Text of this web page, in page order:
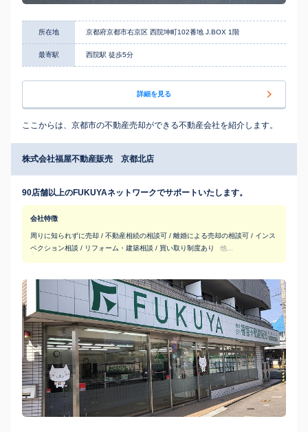
所在地 京都府京都市右京区 西院坤町102番地 J.BOX 1階
最寄駅 西院駅 徒歩5分
詳細を見る
ここからは、京都市の不動産売却ができる不動産会社を紹介します。
株式会社福屋不動産販売 京都北店
90店舗以上のFUKUYAネットワークでサポートいたします。
会社特徴
周りに知られずに売却 / 不動産相続の相談可 / 離婚による売却の相談可 / インス
ペクション相談 / リフォーム・建築相談 / 買い取り制度あり
他...